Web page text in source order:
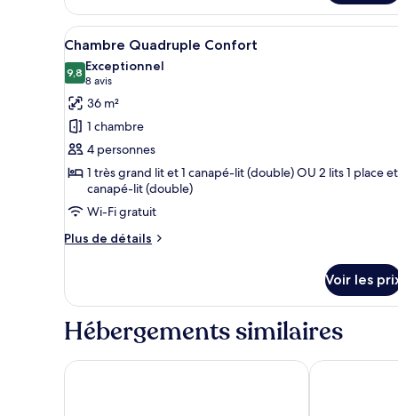
type
de
chambre
Chambre
Double
(small)
Afficher
toutes
les
photos
pour
ce
type
de
chambre :
Chambre
Quadruple
Une chambre d’hôtel
4
Chambre Quadruple Confort
9,89,8 sur 10
Exceptionnel
8 avis
(8 avis)
36 m²
1 chambre
4 personnes
1 très grand lit et 1 canapé-lit (double) OU 2 lits 1 place et
canapé-lit (double)
Wi-Fi gratuit
Plus de détails
Plus
le
type
de
Chambre
Voir les
Hébergements similaires
Porta Faenza Hotel Hotel San